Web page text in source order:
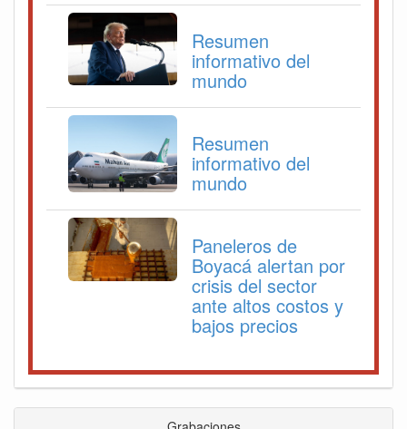
Resumen
informativo del
mundo
Resumen
informativo del
mundo
Paneleros de
Boyacá alertan por
crisis del sector
ante altos costos y
bajos precios